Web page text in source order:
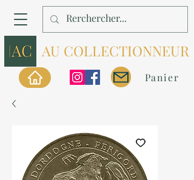
AU COLLECTIONNEUR
Panier